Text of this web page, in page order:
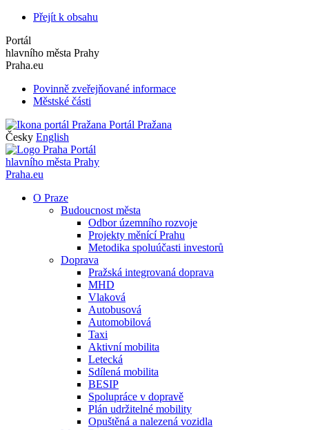
Přejít k obsahu
Portál
hlavního města Prahy
Praha.eu
Povinně zveřejňované informace
Městské části
Portál Pražana
Česky English
Portál
hlavního města Prahy
Praha.eu
O Praze
Budoucnost města
Odbor územního rozvoje
Projekty měnící Prahu
Metodika spoluúčasti investorů
Doprava
Pražská integrovaná doprava
MHD
Vlaková
Autobusová
Automobilová
Taxi
Aktivní mobilita
Letecká
Sdílená mobilita
BESIP
Spolupráce v dopravě
Plán udržitelné mobility
Opuštěná a nalezená vozidla